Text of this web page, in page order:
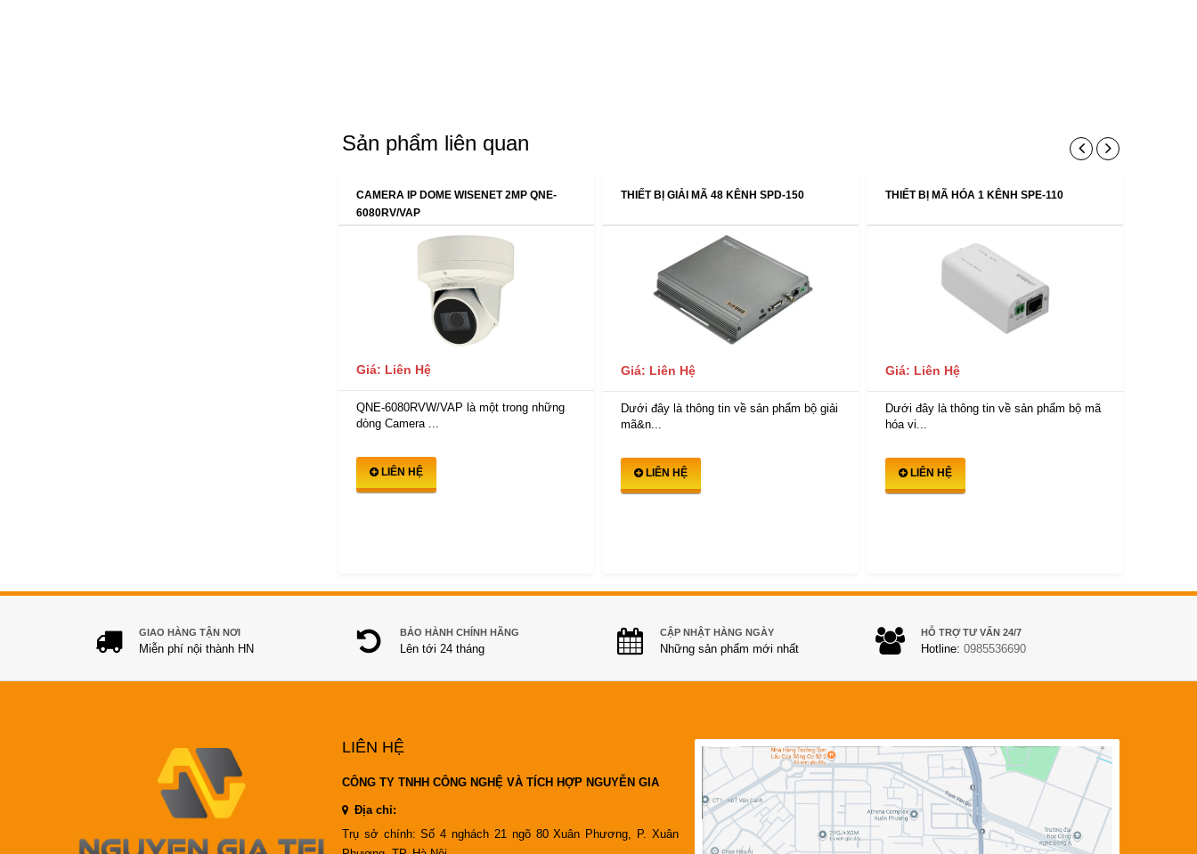
Sản phẩm liên quan
CAMERA IP DOME WISENET 2MP QNE-
6080RV/VAP
Giá: Liên Hệ
QNE-6080RVW/VAP là một trong những
dòng Camera ...
LIÊN HỆ
THIẾT BỊ GIẢI MÃ 48 KÊNH SPD-150
Giá: Liên Hệ
Dưới đây là thông tin về sản phẩm bộ giải
mã&n...
LIÊN HỆ
THIẾT BỊ MÃ HÓA 1 KÊNH SPE-110
Giá: Liên Hệ
Dưới đây là thông tin về sản phẩm bộ mã
hóa vi...
LIÊN HỆ
GIAO HÀNG TẬN NƠI
Miễn phí nội thành HN
BẢO HÀNH CHÍNH HÃNG
Lên tới 24 tháng
CẬP NHẬT HÀNG NGÀY
Những sản phẩm mới nhất
HỖ TRỢ TƯ VẤN 24/7
Hotline: 0985536690
LIÊN HỆ
CÔNG TY TNHH CÔNG NGHỆ VÀ TÍCH HỢP NGUYỄN GIA
Địa chỉ:
Trụ sở chính: Số 4 nghách 21 ngõ 80 Xuân Phương, P. Xuân